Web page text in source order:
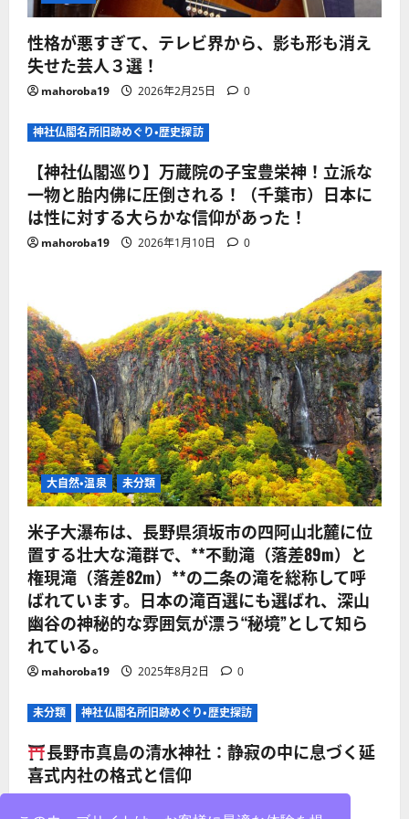
性格が悪すぎて、テレビ界から、影も形も消え
失せた芸人３選！
mahoroba19 2026年2月25日 0
神社仏閣名所旧跡めぐり・歴史探訪
【神社仏閣巡り】万蔵院の子宝豊栄神！立派な
一物と胎内佛に圧倒される！（千葉市）日本に
は性に対する大らかな信仰があった！
mahoroba19 2026年1月10日 0
大自然・温泉 未分類
米子大瀑布は、長野県須坂市の四阿山北麓に位
置する壮大な滝群で、**不動滝（落差89m）と
権現滝（落差82m）**の二条の滝を総称して呼
ばれています。日本の滝百選にも選ばれ、深山
幽谷の神秘的な雰囲気が漂う“秘境”として知ら
れている。
mahoroba19 2025年8月2日 0
未分類 神社仏閣名所旧跡めぐり・歴史探訪
長野市真島の清水神社：静寂の中に息づく延
喜式内社の格式と信仰